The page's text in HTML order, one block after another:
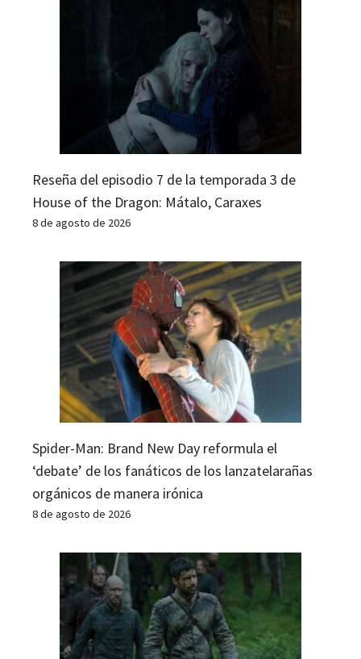
Reseña del episodio 7 de la temporada 3 de
House of the Dragon: Mátalo, Caraxes
8 de agosto de 2026
Spider-Man: Brand New Day reformula el
‘debate’ de los fanáticos de los lanzatelarañas
orgánicos de manera irónica
8 de agosto de 2026